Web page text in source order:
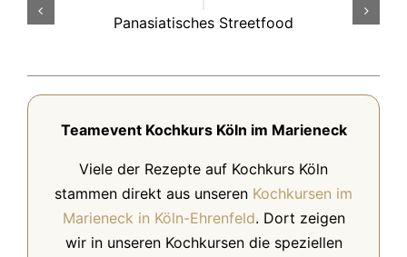
Panasiatisches Streetfood
Teamevent Kochkurs Köln im Marieneck
Viele der Rezepte auf Kochkurs Köln
stammen direkt aus unseren Kochkursen im
Marieneck in Köln-Ehrenfeld. Dort zeigen
wir in unseren Kochkursen die speziellen